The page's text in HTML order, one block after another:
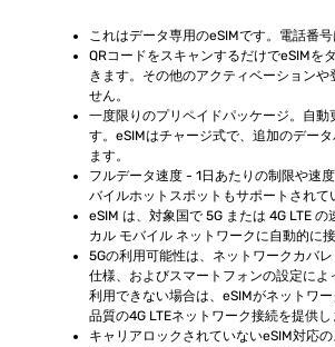
これはデータ専用のeSIMです。電話番号
QRコードをスキャンするだけでeSIMを
きます。その他のアクティベーションや
せん。
一度限りのプリペイドパッケージ。自動
す。eSIMはチャージ式で、追加のデー
ます。
フルデータ速度 - 1日あたりの制限や速
バイルホットスポットもサポートされて
eSIM は、対象国で 5G または 4G LTE
カル モバイル ネットワークに自動的に接
5Gの利用可能性は、ネットワークカバ
仕様、およびスマートフォンの設定によ
利用できない場合は、eSIMがネットワ
品質の4G LTEネットワーク接続を提供し
キャリアロックされていないeSIM対応